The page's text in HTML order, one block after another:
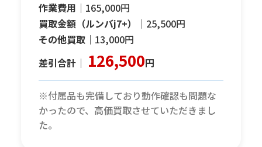
作業費用｜ 165,000円
買取金額（ルンバj7+）｜ 25,500円
その他買取｜ 13,000円
差引合計｜ 126,500円
※付属品も完備しており動作確認も問題な
かったので、高価買取させていただきまし
た。